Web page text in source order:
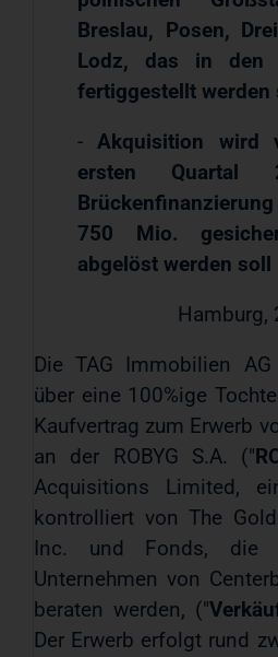
Breslau, Posen,
Lodz, das in den
fertiggestellt werden
-Akquisition wird
ersten Quartal
750 Mio.
abgelöst werden soll
Hamburg,
Die TAG Immobilien
über eine 100%ige
Kaufvertrag zum Erwerb
an der ROBYG S.A. ("
Acquisitions Limited,
kontrolliert von The
Inc. und Fonds, die
Unternehmen von
beraten werden, ("
Der Erwerb erfolgt rund